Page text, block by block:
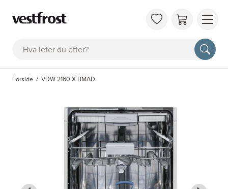
Søk
OM
Forside VDW 2160 X BMAD